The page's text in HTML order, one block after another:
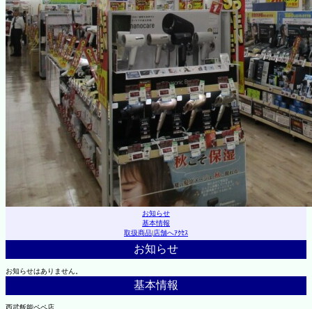
お知らせ
基本情報
取扱商品|店舗へｱｸｾｽ
お知らせ
お知らせはありません。
基本情報
西武飯能ペペ店